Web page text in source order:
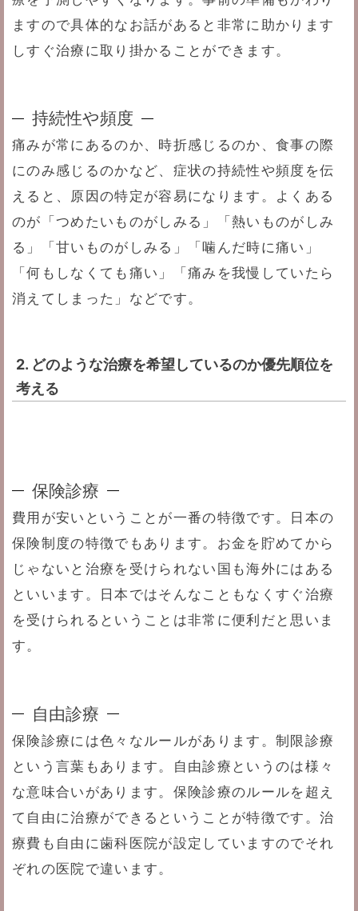
ますので具体的なお話があると非常に助かります
しすぐ治療に取り掛かることができます。
持続性や頻度
痛みが常にあるのか、時折感じるのか、食事の際
にのみ感じるのかなど、症状の持続性や頻度を伝
えると、原因の特定が容易になります。よくある
のが「つめたいものがしみる」「熱いものがしみ
る」「甘いものがしみる」「噛んだ時に痛い」
「何もしなくても痛い」「痛みを我慢していたら
消えてしまった」などです。
2. どのような治療を希望しているのか優先順位を
考える
保険診療
費用が安いということが一番の特徴です。日本の
保険制度の特徴でもあります。お金を貯めてから
じゃないと治療を受けられない国も海外にはある
といいます。日本ではそんなこともなくすぐ治療
を受けられるということは非常に便利だと思いま
す。
自由診療
保険診療には色々なルールがあります。制限診療
という言葉もあります。自由診療というのは様々
な意味合いがあります。保険診療のルールを超え
て自由に治療ができるということが特徴です。治
療費も自由に歯科医院が設定していますのでそれ
ぞれの医院で違います。